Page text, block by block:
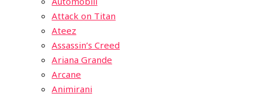
Attack on Titan
Ateez
Assassin’s Creed
Ariana Grande
Arcane
Animirani